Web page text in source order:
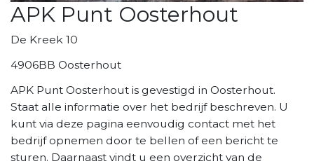
APK Punt Oosterhout
De Kreek 10
4906BB Oosterhout
APK Punt Oosterhout is gevestigd in Oosterhout.
Staat alle informatie over het bedrijf beschreven. U
kunt via deze pagina eenvoudig contact met het
bedrijf opnemen door te bellen of een bericht te
sturen. Daarnaast vindt u een overzicht van de